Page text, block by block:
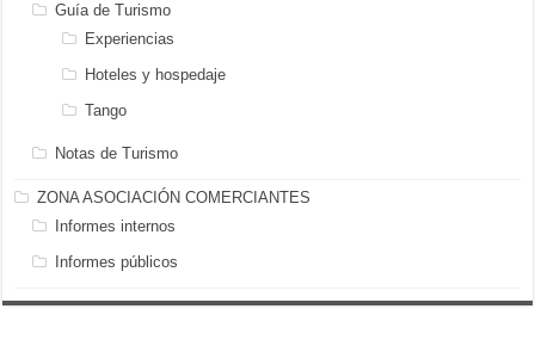
Guía de Turismo
Experiencias
Hoteles y hospedaje
Tango
Notas de Turismo
ZONA ASOCIACIÓN COMERCIANTES
Informes internos
Informes públicos